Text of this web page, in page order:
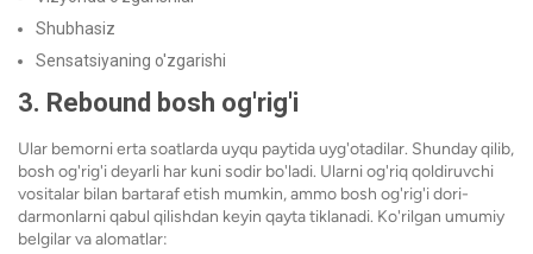
Shubhasiz
Sensatsiyaning o'zgarishi
3. Rebound bosh og'rig'i
Ular bemorni erta soatlarda uyqu paytida uyg'otadilar. Shunday qilib,
bosh og'rig'i deyarli har kuni sodir bo'ladi. Ularni og'riq qoldiruvchi
vositalar bilan bartaraf etish mumkin, ammo bosh og'rig'i dori-
darmonlarni qabul qilishdan keyin qayta tiklanadi. Ko'rilgan umumiy
belgilar va alomatlar: